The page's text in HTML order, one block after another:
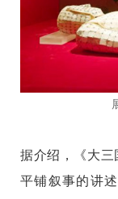
据介绍，《大
平铺叙事的讲